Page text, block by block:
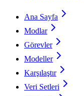
Ana Sayfa
Modlar
Görevler
Modeller
Karşılaştır
Veri Setleri